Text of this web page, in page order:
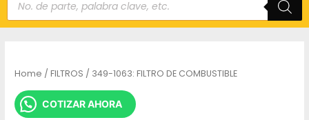
Home /FILTROS / 349-1063: FILTRO DE COMBUSTIBLE
COTIZAR AHORA